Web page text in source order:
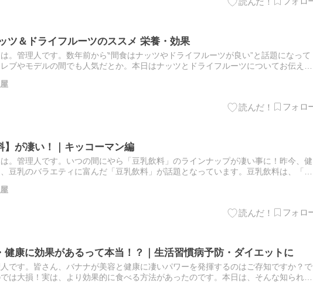
ツ＆ドライフルーツのススメ 栄養・効果
。管理人です。数年前から‶間食はナッツやドライフルーツが良い”と話題になって
ブやモデルの間でも人気だとか。本日はナッツとドライフルーツについてお伝えさ
】が凄い！｜キッコーマン編
。管理人です。いつの間にやら「豆乳飲料」のラインナップが凄い事に！昨今、健
豆乳のバラエティに富んだ「豆乳飲料」が話題となっています。豆乳飲料は、「苦
健康に効果があるって本当！？｜生活習慣病予防・ダイエットに
です。皆さん、バナナが美容と健康に凄いパワーを発揮するのはご存知ですか？で
は大損！実は、より効果的に食べる方法があったのです。本日は、そんな知られざ